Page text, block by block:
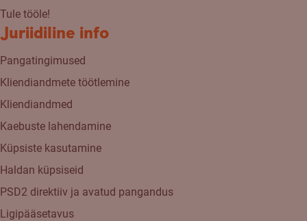
Tule tööle!
Juriidiline info
Pangatingimused
Kliendiandmete töötlemine
Kliendiandmed
Kaebuste lahendamine
Küpsiste kasutamine
Haldan küpsiseid
PSD2 direktiiv ja avatud pangandus
Ligipääsetavus